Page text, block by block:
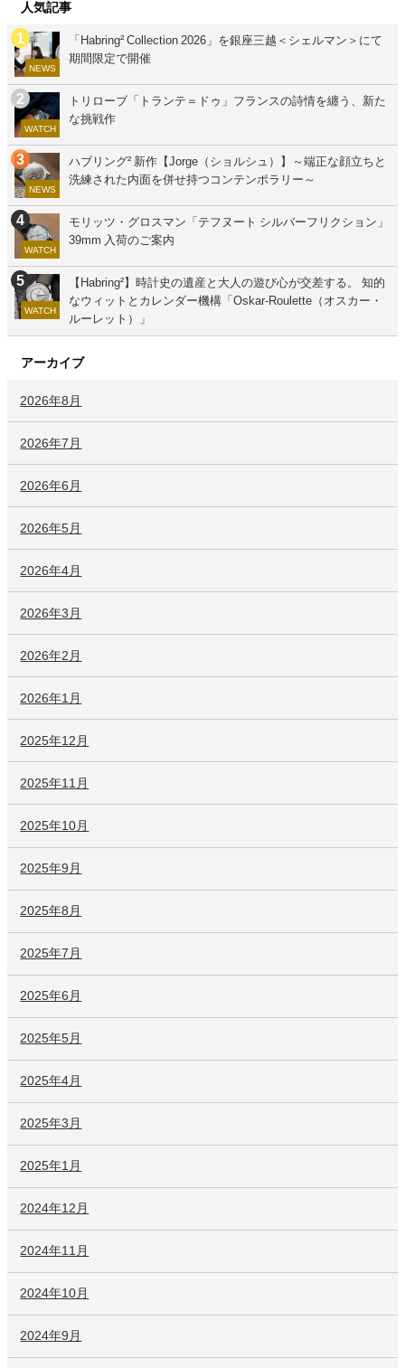
人気記事
NEWS
「Habring² Collection 2026」を銀座三越＜シェルマン＞にて
期間限定で開催
WATCH
トリローブ「トランテ＝ドゥ」フランスの詩情を纏う、新た
な挑戦作
NEWS
ハブリング² 新作【Jorge（ショルシュ）】～端正な顔立ちと
洗練された内面を併せ持つコンテンポラリー～
WATCH
モリッツ・グロスマン「テフヌート シルバーフリクション」
39mm 入荷のご案内
WATCH
【Habring²】時計史の遺産と大人の遊び心が交差する。 知的
なウィットとカレンダー機構「Oskar-Roulette（オスカー・
ルーレット）」
アーカイブ
2026年8月
2026年7月
2026年6月
2026年5月
2026年4月
2026年3月
2026年2月
2026年1月
2025年12月
2025年11月
2025年10月
2025年9月
2025年8月
2025年7月
2025年6月
2025年5月
2025年4月
2025年3月
2025年1月
2024年12月
2024年11月
2024年10月
2024年9月